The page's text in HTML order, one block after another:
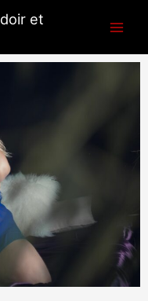
et